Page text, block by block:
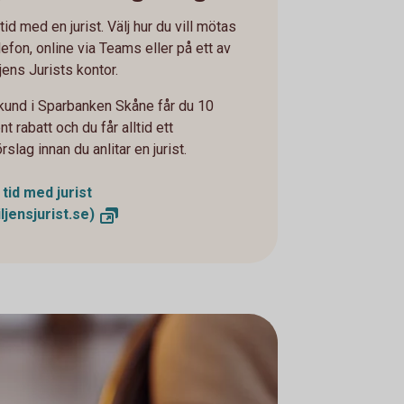
med en jurist. Välj hur du vill mötas
online via Teams eller på ett av
Jurists kontor.
i Sparbanken Skåne får du 10
rabatt och du får alltid ett
innan du anlitar en jurist.
tid med jurist